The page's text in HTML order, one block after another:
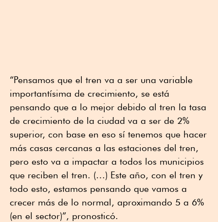
“Pensamos que el tren va a ser una variable
importantísima de crecimiento, se está
pensando que a lo mejor debido al tren la tasa
de crecimiento de la ciudad va a ser de 2%
superior, con base en eso sí tenemos que hacer
más casas cercanas a las estaciones del tren,
pero esto va a impactar a todos los municipios
que reciben el tren. (…) Este año, con el tren y
todo esto, estamos pensando que vamos a
crecer más de lo normal, aproximando 5 a 6%
(en el sector)”, pronosticó.